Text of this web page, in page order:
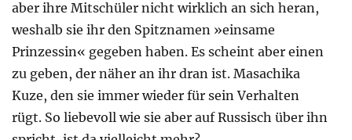
aber ihre Mitschüler nicht wirklich an sich heran,
weshalb sie ihr den Spitznamen »einsame
Prinzessin« gegeben haben. Es scheint aber einen
zu geben, der näher an ihr dran ist. Masachika
Kuze, den sie immer wieder für sein Verhalten
rügt. So liebevoll wie sie aber auf Russisch über ihn